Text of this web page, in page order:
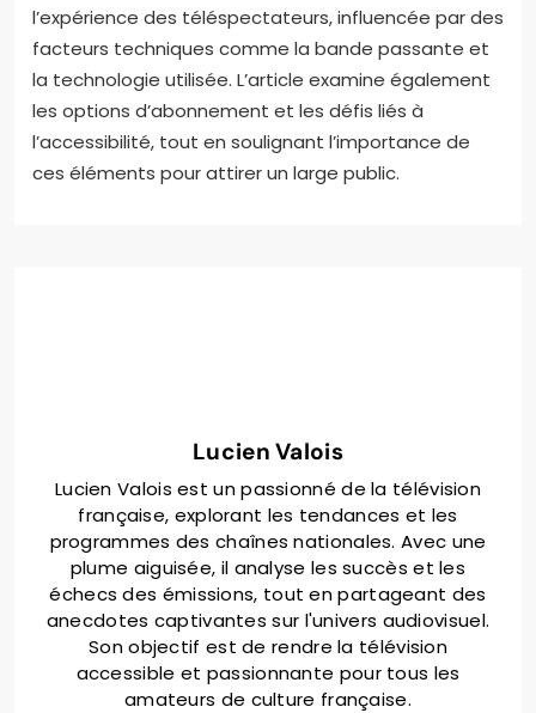
l’expérience des téléspectateurs, influencée par des
facteurs techniques comme la bande passante et
la technologie utilisée. L’article examine également
les options d’abonnement et les défis liés à
l’accessibilité, tout en soulignant l’importance de
ces éléments pour attirer un large public.
Lucien Valois
Lucien Valois est un passionné de la télévision
française, explorant les tendances et les
programmes des chaînes nationales. Avec une
plume aiguisée, il analyse les succès et les
échecs des émissions, tout en partageant des
anecdotes captivantes sur l'univers audiovisuel.
Son objectif est de rendre la télévision
accessible et passionnante pour tous les
amateurs de culture française.